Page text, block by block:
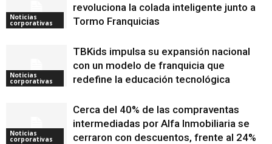
Noticias
corporativas
revoluciona la colada inteligente junto a
Tormo Franquicias
Noticias
corporativas
TBKids impulsa su expansión nacional
con un modelo de franquicia que
redefine la educación tecnológica
Noticias
corporativas
Cerca del 40% de las compraventas
intermediadas por Alfa Inmobiliaria se
cerraron con descuentos, frente al 24%